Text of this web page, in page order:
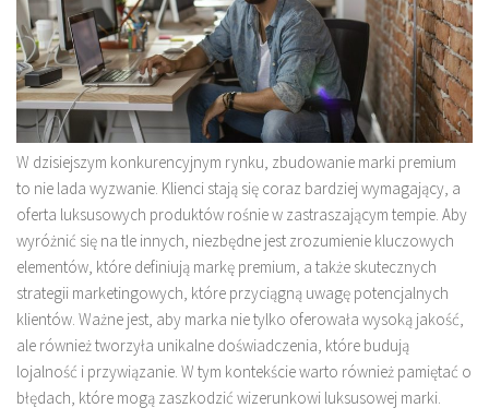
W dzisiejszym konkurencyjnym rynku, zbudowanie marki premium
to nie lada wyzwanie. Klienci stają się coraz bardziej wymagający, a
oferta luksusowych produktów rośnie w zastraszającym tempie. Aby
wyróżnić się na tle innych, niezbędne jest zrozumienie kluczowych
elementów, które definiują markę premium, a także skutecznych
strategii marketingowych, które przyciągną uwagę potencjalnych
klientów. Ważne jest, aby marka nie tylko oferowała wysoką jakość,
ale również tworzyła unikalne doświadczenia, które budują
lojalność i przywiązanie. W tym kontekście warto również pamiętać o
błędach, które mogą zaszkodzić wizerunkowi luksusowej marki.